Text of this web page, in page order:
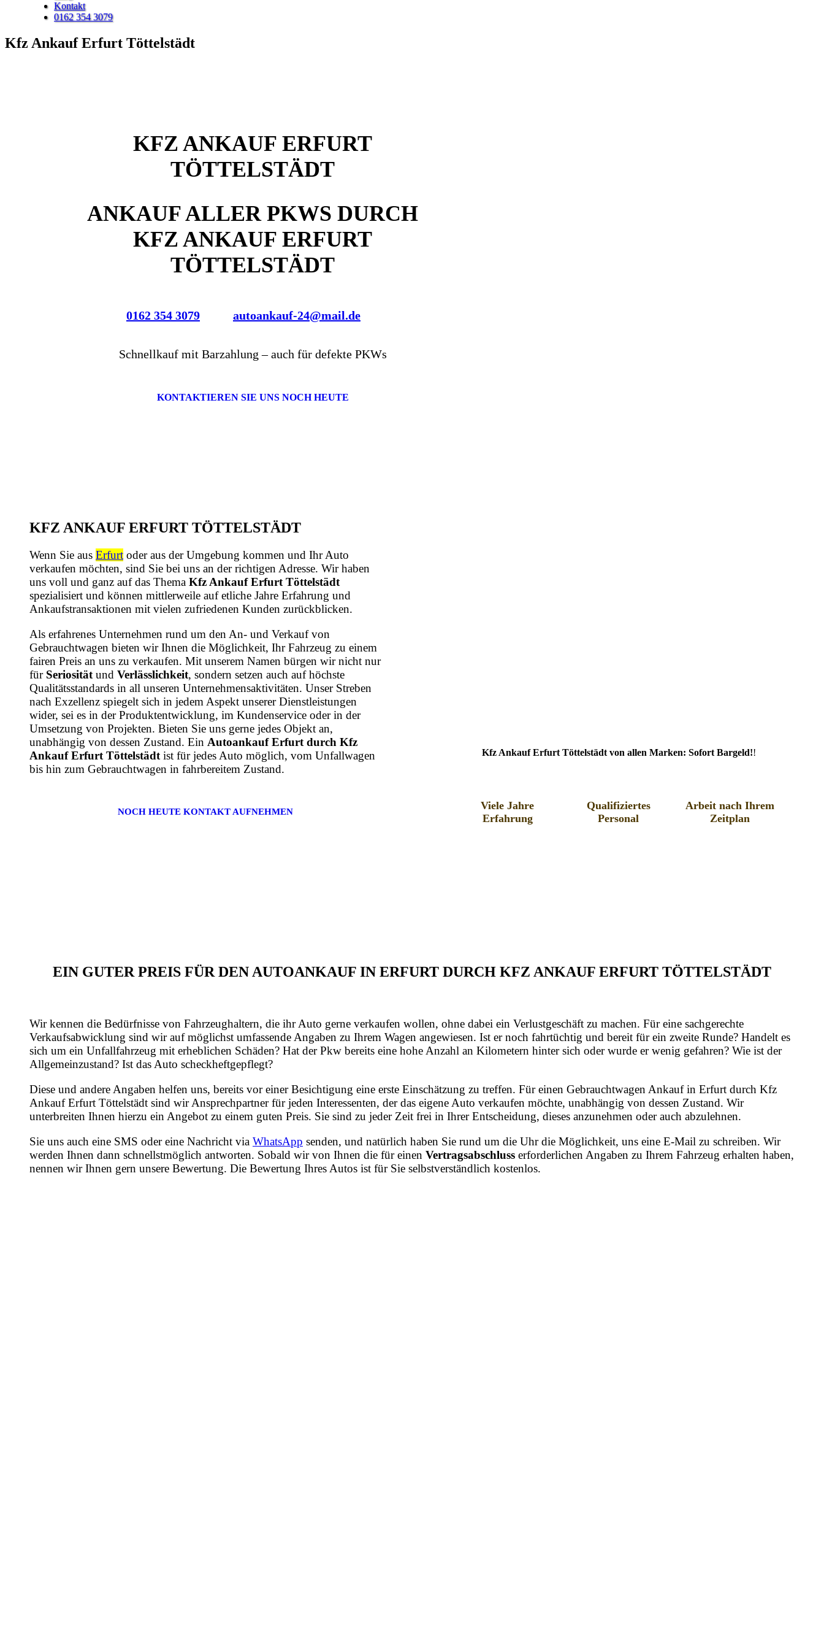
Kontakt
0162 354 3079
Kfz Ankauf Erfurt Töttelstädt
KFZ ANKAUF ERFURT
TÖTTELSTÄDT
ANKAUF ALLER PKWS DURCH
KFZ ANKAUF ERFURT
TÖTTELSTÄDT
0162 354 3079 autoankauf-24@mail.de
Schnellkauf mit Barzahlung – auch für defekte PKWs
KONTAKTIEREN SIE UNS NOCH HEUTE
KFZ ANKAUF ERFURT TÖTTELSTÄDT
Wenn Sie aus Erfurt oder aus der Umgebung kommen und Ihr Auto
verkaufen möchten, sind Sie bei uns an der richtigen Adresse. Wir haben
uns voll und ganz auf das Thema Kfz Ankauf Erfurt Töttelstädt
spezialisiert und können mittlerweile auf etliche Jahre Erfahrung und
Ankaufstransaktionen mit vielen zufriedenen Kunden zurückblicken.
Als erfahrenes Unternehmen rund um den An- und Verkauf von
Gebrauchtwagen bieten wir Ihnen die Möglichkeit, Ihr Fahrzeug zu einem
fairen Preis an uns zu verkaufen. Mit unserem Namen bürgen wir nicht nur
für Seriosität und Verlässlichkeit, sondern setzen auch auf höchste
Qualitätsstandards in all unseren Unternehmensaktivitäten. Unser Streben
nach Exzellenz spiegelt sich in jedem Aspekt unserer Dienstleistungen
wider, sei es in der Produktentwicklung, im Kundenservice oder in der
Umsetzung von Projekten. Bieten Sie uns gerne jedes Objekt an,
unabhängig von dessen Zustand. Ein Autoankauf Erfurt durch Kfz
Ankauf Erfurt Töttelstädt ist für jedes Auto möglich, vom Unfallwagen
bis hin zum Gebrauchtwagen in fahrbereitem Zustand.
NOCH HEUTE KONTAKT AUFNEHMEN
Kfz Ankauf Erfurt Töttelstädt von allen Marken: Sofort Bargeld!!
Viele Jahre
Erfahrung
Qualifiziertes
Personal
Arbeit nach Ihrem
Zeitplan
EIN GUTER PREIS FÜR DEN AUTOANKAUF IN ERFURT DURCH KFZ ANKAUF ERFURT TÖTTELSTÄDT
Wir kennen die Bedürfnisse von Fahrzeughaltern, die ihr Auto gerne verkaufen wollen, ohne dabei ein Verlustgeschäft zu machen. Für eine sachgerechte
Verkaufsabwicklung sind wir auf möglichst umfassende Angaben zu Ihrem Wagen angewiesen. Ist er noch fahrtüchtig und bereit für ein zweite Runde? Handelt es
sich um ein Unfallfahrzeug mit erheblichen Schäden? Hat der Pkw bereits eine hohe Anzahl an Kilometern hinter sich oder wurde er wenig gefahren? Wie ist der
Allgemeinzustand? Ist das Auto scheckheftgepflegt?
Diese und andere Angaben helfen uns, bereits vor einer Besichtigung eine erste Einschätzung zu treffen. Für einen Gebrauchtwagen Ankauf in Erfurt durch Kfz
Ankauf Erfurt Töttelstädt sind wir Ansprechpartner für jeden Interessenten, der das eigene Auto verkaufen möchte, unabhängig von dessen Zustand. Wir
unterbreiten Ihnen hierzu ein Angebot zu einem guten Preis. Sie sind zu jeder Zeit frei in Ihrer Entscheidung, dieses anzunehmen oder auch abzulehnen.
Sie uns auch eine SMS oder eine Nachricht via WhatsApp senden, und natürlich haben Sie rund um die Uhr die Möglichkeit, uns eine E-Mail zu schreiben. Wir
werden Ihnen dann schnellstmöglich antworten. Sobald wir von Ihnen die für einen Vertragsabschluss erforderlichen Angaben zu Ihrem Fahrzeug erhalten haben,
nennen wir Ihnen gern unsere Bewertung. Die Bewertung Ihres Autos ist für Sie selbstverständlich kostenlos.